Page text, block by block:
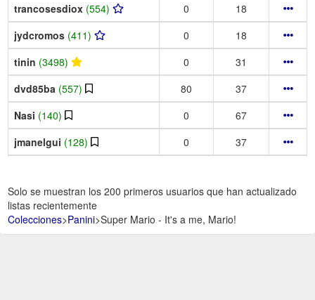
trancosesdiox (554) 0
18
jydcromos (411) 0
18
tinin (3498) 0
31
dvd85ba (557) 80
37
Nasi (140) 0
67
jmanelgui (128) 0 37
Solo se muestran los 200 primeros usuarios que han actualizado
listas recientemente
Colecciones>Panini>Super Mario - It's a me, Mario!